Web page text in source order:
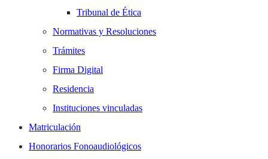
Tribunal de Ética
Normativas y Resoluciones
Trámites
Firma Digital
Residencia
Instituciones vinculadas
Matriculación
Honorarios Fonoaudiológicos